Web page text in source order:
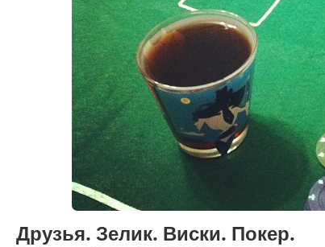
Друзья. Зелик. Виски. Покер.